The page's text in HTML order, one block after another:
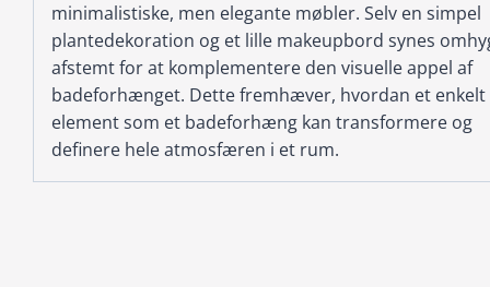
minimalistiske, men elegante møbler. Selv en simpel
plantedekoration og et lille makeupbord synes
afstemt for at komplementere den visuelle appel af
badeforhænget. Dette fremhæver, hvordan et enkelt
element som et badeforhæng kan transformere og
definere hele atmosfæren i et rum.